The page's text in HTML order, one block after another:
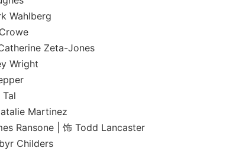
Wahlberg
Zeta-Jones
Martinez
| 饰 Todd Lancaster
Childers